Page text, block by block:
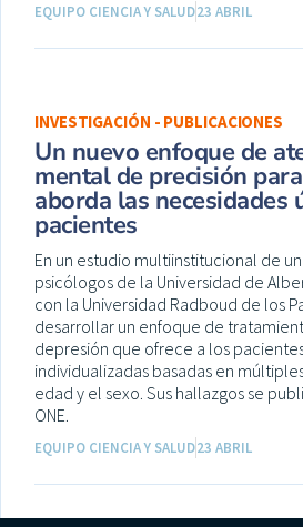
EQUIPO CIENCIA Y SALUD23 ABRIL
INVESTIGACIÓN - PUBLICACIONES
Un nuevo enfoque de
mental de precisión
aborda las necesidades
pacientes
En un estudio multiinstitucional de
psicólogos de la Universidad de
con la Universidad Radboud de los
desarrollar un enfoque de
depresión que ofrece a los
individualizadas basadas en
edad y el sexo. Sus hallazgos se
ONE.
EQUIPO CIENCIA Y SALUD23 ABRIL